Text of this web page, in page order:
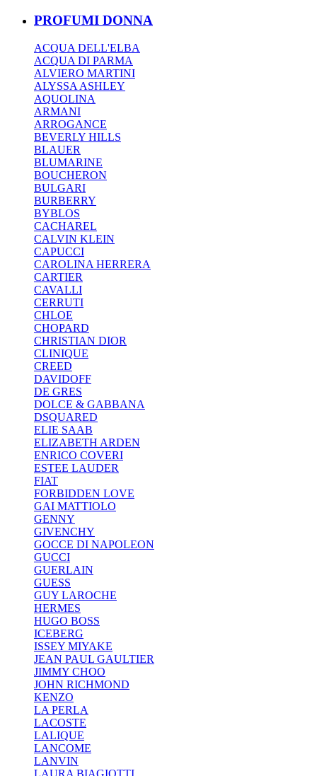
PROFUMI DONNA
ACQUA DELL'ELBA
ACQUA DI PARMA
ALVIERO MARTINI
ALYSSA ASHLEY
AQUOLINA
ARMANI
ARROGANCE
BEVERLY HILLS
BLAUER
BLUMARINE
BOUCHERON
BULGARI
BURBERRY
BYBLOS
CACHAREL
CALVIN KLEIN
CAPUCCI
CAROLINA HERRERA
CARTIER
CAVALLI
CERRUTI
CHLOE
CHOPARD
CHRISTIAN DIOR
CLINIQUE
CREED
DAVIDOFF
DE GRES
DOLCE & GABBANA
DSQUARED
ELIE SAAB
ELIZABETH ARDEN
ENRICO COVERI
ESTEE LAUDER
FIAT
FORBIDDEN LOVE
GAI MATTIOLO
GENNY
GIVENCHY
GOCCE DI NAPOLEON
GUCCI
GUERLAIN
GUESS
GUY LAROCHE
HERMES
HUGO BOSS
ICEBERG
ISSEY MIYAKE
JEAN PAUL GAULTIER
JIMMY CHOO
JOHN RICHMOND
KENZO
LA PERLA
LACOSTE
LALIQUE
LANCOME
LANVIN
LAURA BIAGIOTTI